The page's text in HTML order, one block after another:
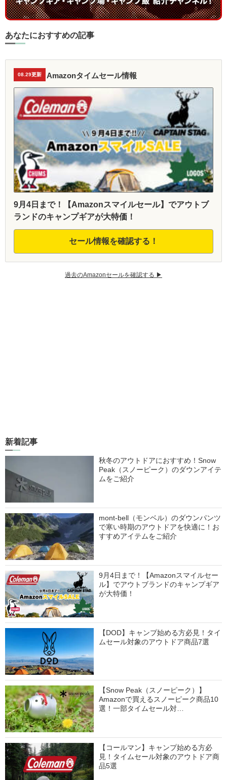
あなたにおすすめの記事
08.29更新 Amazonタイムセール情報
9月4日まで！【Amazonスマイルセール】でアウトブ
ランドのキャンプギアが大特価！
セール情報を確認する！
過去のAmazonセールを確認する ▶︎
新着記事
秋冬のアウトドアにおすすめ！Snow
Peak（スノーピーク）のダウンアイテ
ムをご紹介
mont-bell（モンベル）のダウンパンツ
で寒い時期のアウトドアを快適に！お
すすめアイテムをご紹介
9月4日まで！【Amazonスマイルセー
ル】でアウトブランドのキャンプギア
が大特価！
【DOD】キャンプ始める方必見！タイ
ムセール対象のアウトドア商品7選
【Snow Peak（スノーピーク）】
Amazonで買えるスノーピーク商品10
選！一部タイムセール対…
【コールマン】キャンプ始める方必
見！タイムセール対象のアウトドア商
品5選